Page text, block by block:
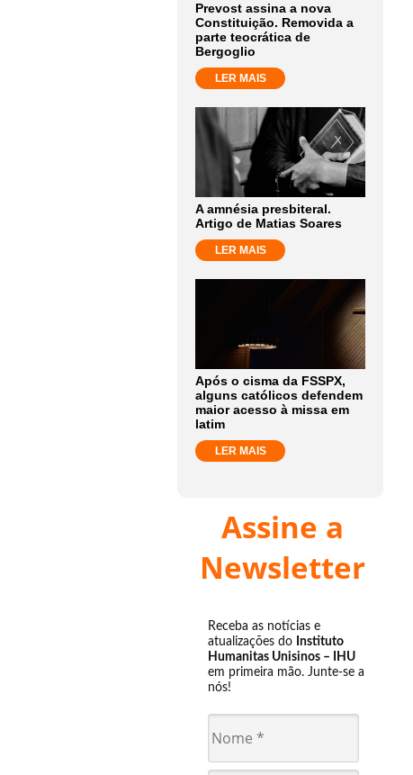
Prevost assina a nova
Constituição. Removida a
parte teocrática de
Bergoglio
LER MAIS
A amnésia presbiteral.
Artigo de Matias Soares
LER MAIS
Após o cisma da FSSPX,
alguns católicos defendem
maior acesso à missa em
latim
LER MAIS
Assine a
Newsletter
Receba as notícias e
atualizações do Instituto
Humanitas Unisinos – IHU
em primeira mão. Junte-se a
nós!